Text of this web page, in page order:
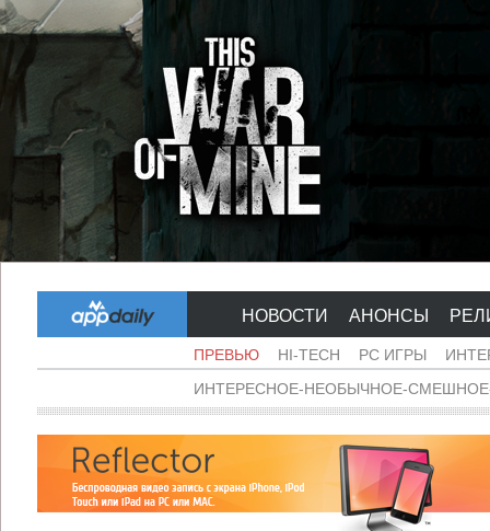
НОВОСТИ АНОНСЫ
ПРЕВЬЮ HI-TECH PC ИГРЫ
ИНТЕРЕСНОЕ-НЕОБЫЧНОЕ-